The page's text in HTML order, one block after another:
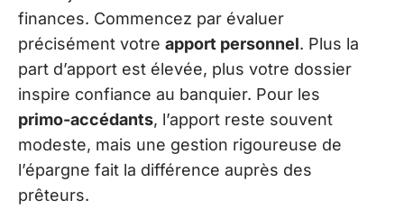
finances. Commencez par évaluer
précisément votre apport personnel. Plus la
part d’apport est élevée, plus votre dossier
inspire confiance au banquier. Pour les
primo-accédants, l’apport reste souvent
modeste, mais une gestion rigoureuse de
l’épargne fait la différence auprès des
prêteurs.